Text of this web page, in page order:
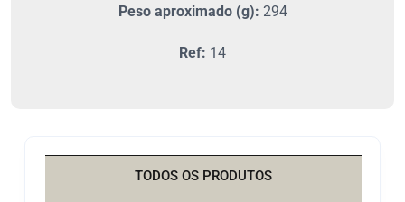
TODOS OS PRODUTOS
Peso aproximado (g): 294
Ref: 14